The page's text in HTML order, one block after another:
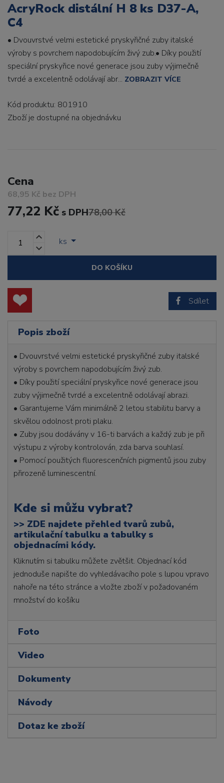
AcryRock distální H 8 ks D37-A,
C4
• Dvouvrstvé velmi estetické pryskyřičné zuby italské
výroby s povrchem napodobujícím živý zub.• Díky použití
speciální pryskyřice nové generace jsou zuby výjimečně
tvrdé a excelentně odolávají abr... ZOBRAZIT VÍCE
Kód produktu: 801910
Zboží je dostupné na objednávku
Cena
68,95 Kč bez DPH
77,22 Kč s DPH78,00 Kč
ks
DO KOŠÍKU
Sdílet
Popis zboží
• Dvouvrstvé velmi estetické pryskyřičné zuby italské
výroby s povrchem napodobujícím živý zub.
• Díky použití speciální pryskyřice nové generace jsou
zuby výjimečně tvrdé a excelentně odolávají abrazi.
• Garantujeme Vám minimálně 2 letou stabilitu barvy a
skvělou odolnost proti plaku.
• Zuby jsou dodávány v 16-ti barvách a každý zub je při
výstupu z výroby kontrolován, zda barva souhlasí.
• Pomocí použitých fluorescenčních pigmentů jsou zuby
přirozeně luminescentní.
Kde si můžu vybrat?
>> ZDE najdete přehled tvarů zubů,
artikulační tabulku a tabulky s
objednacími kódy.
Kliknutím si tabulku můžete zvětšit. Objednací kód
jednoduše napište do vyhledávacího pole s lupou vpravo
nahoře na této stránce a vložte zboží v požadovaném
množství do košíku
Foto
Video
Dokumenty
Návody
Dotaz ke zboží